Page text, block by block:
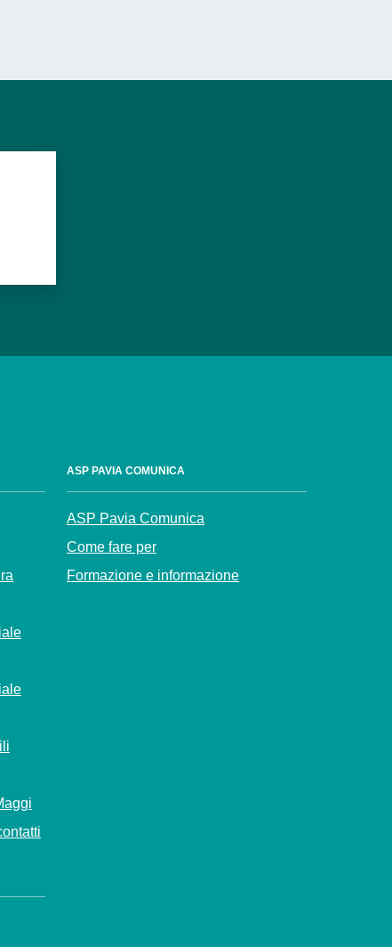
ASP PAVIA COMUNICA
ASP Pavia Comunica
Come fare per
Formazione e informazione